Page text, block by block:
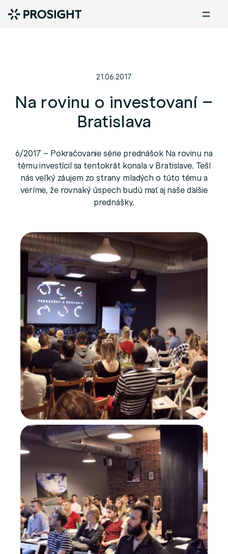
21.06.2017
Na rovinu o investovaní –
Bratislava
6/2017 – Pokračovanie série prednášok Na rovinu na
tému investícií sa tentokrát konala v Bratislave. Teší
nás veľký záujem zo strany mladých o túto tému a
veríme, že rovnaký úspech budú mať aj naše ďalšie
prednášky.